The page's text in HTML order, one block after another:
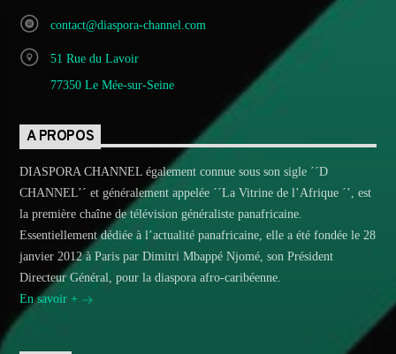
contact@diaspora-channel.com
51 Rue du Lavoir
77350 Le Mée-sur-Seine
A PROPOS
DIASPORA CHANNEL également connue sous son sigle ´´D
CHANNEL’´ et généralement appelée ´´La Vitrine de l’Afrique ´’, est
la première chaîne de télévision généraliste panafricaine.
Essentiellement dédiée à l’actualité panafricaine, elle a été fondée le 28
janvier 2012 à Paris par Dimitri Mbappé Njomé, son Président
Directeur Général, pour la diaspora afro-caribéenne.
En savoir +